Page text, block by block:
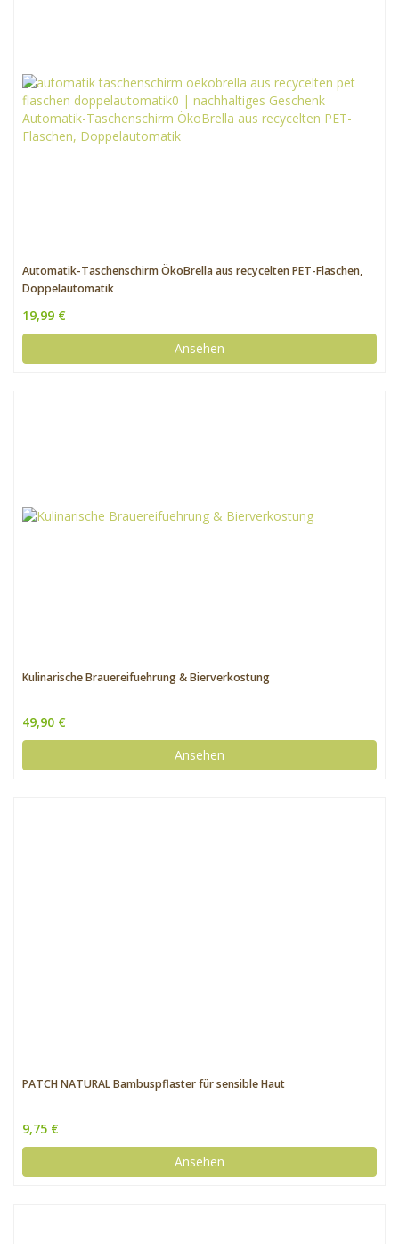
Automatik-Taschenschirm ÖkoBrella aus recycelten PET-Flaschen,
Doppelautomatik
19,99 €
Ansehen
Kulinarische Brauereifuehrung & Bierverkostung
49,90 €
Ansehen
PATCH NATURAL Bambuspflaster für sensible Haut
9,75 €
Ansehen